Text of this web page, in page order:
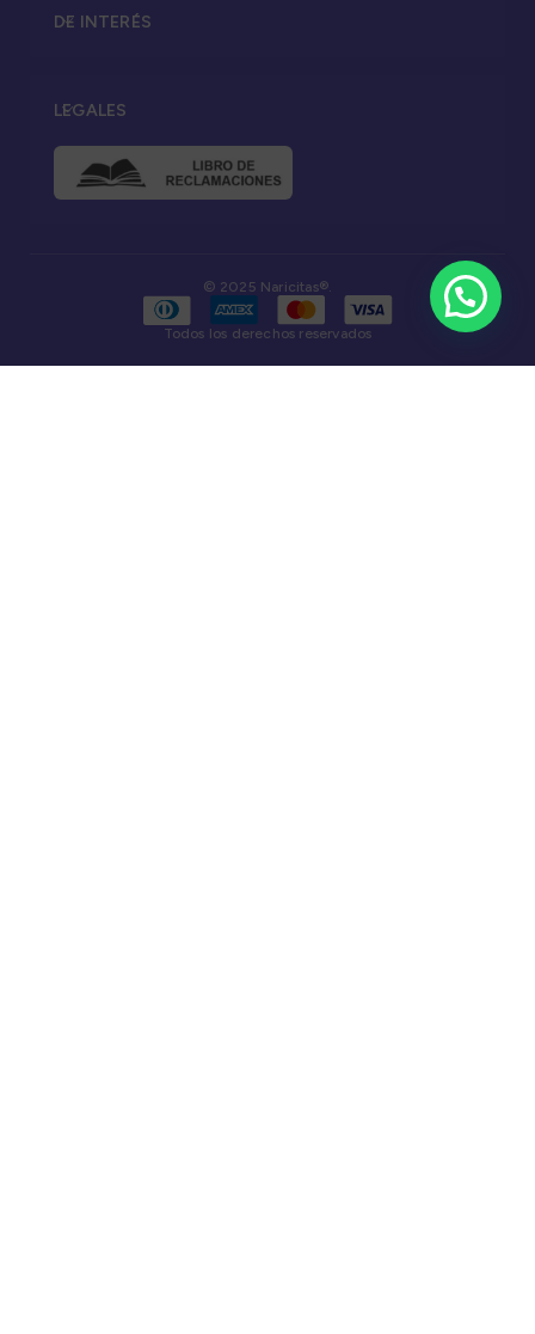
DE INTERÉS
LEGALES
© 2025 Naricitas®.
Todos los derechos reservados